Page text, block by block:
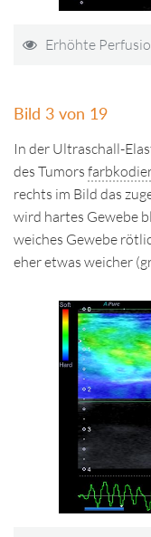
Erhöhte
Bild 3 von 19
In der Ultraschall-
des Tumors
rechts im Bild das
wird hartes Gewebe
weiches Gewebe
eher etwas weicher